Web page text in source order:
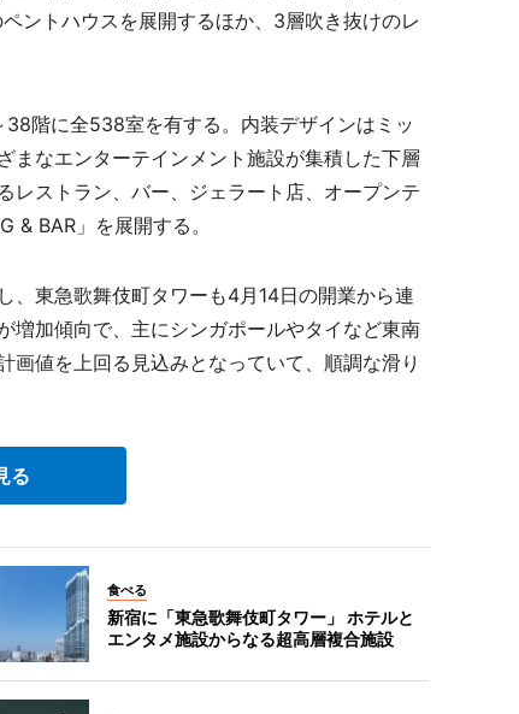
ントハウスを展開するほか、3層吹き抜けのレ
階に全538室を有する。内装デザインはミッ
まなエンターテインメント施設が集積した下層
レストラン、バー、ジェラート店、オープンテ
& BAR」を展開する。
東急歌舞伎町タワーも4月14日の開業から連
増加傾向で、主にシンガポールやタイなど東南
値を上回る見込みとなっていて、順調な滑り
る
食べる
新宿に「東急歌舞伎町タワー」 ホテルと
エンタメ施設からなる超高層複合施設